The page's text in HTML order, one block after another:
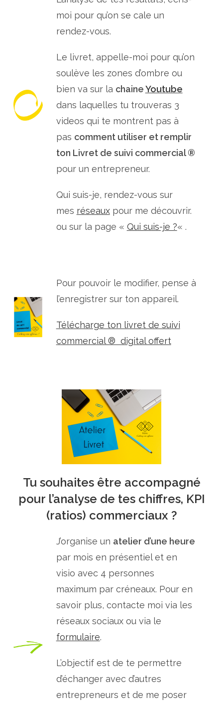
moi pour qu’on se cale un
rendez-vous.
Le livret, appelle-moi pour qu’on
soulève les zones d’ombre ou
bien va sur la chaineYoutube
dans laquelles tu trouveras 3
videos qui te montrent pas à
pas comment utiliser et remplir
ton Livret de suivi commercial ®
pour un entrepreneur.
Qui suis-je, rendez-vous sur
mes réseauxpour me découvrir.
ou sur la page « Qui suis-je ?« .
Pour pouvoir le modifier, pense à
l’enregistrer sur ton appareil.
Télécharge ton livret de suivi
commercial ® digital offert
Tu souhaites être accompagné
pour l’analyse de tes chiffres, KPI
(ratios) commerciaux ?
J’organise un atelier d’une heure
par mois en présentiel et en
visio avec 4 personnes
maximum par créneaux. Pour en
savoir plus, contacte moi via les
réseaux sociaux ou via le
formulaire.
L’objectif est de te permettre
d’échanger avec d’autres
entrepreneurs et de me poser